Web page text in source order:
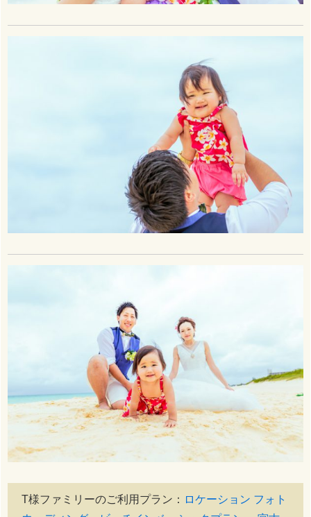
T様ファミリーのご利用プラン： ロケーション フォト